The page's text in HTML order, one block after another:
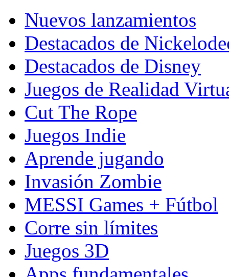
Nuevos lanzamientos
Destacados de
Destacados de Disney
Juegos de Realidad
Cut The Rope
Juegos Indie
Aprende jugando
Invasión Zombie
MESSI Games + Fútbol
Corre sin límites
Juegos 3D